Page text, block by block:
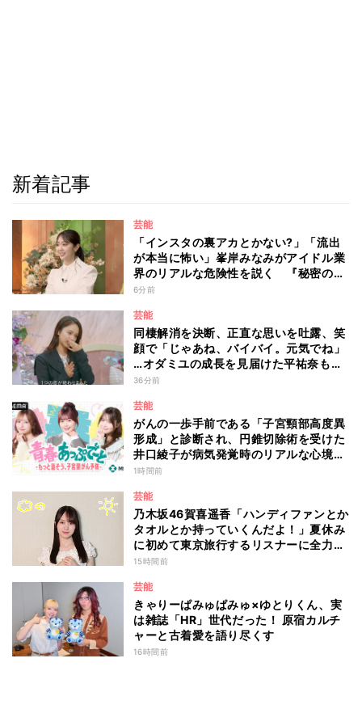
新着記事
芸能
「インスタの裏アカとかない?」「流出
が本当に怖い」峯岸みなみがアイドル業
界のリアルな危険性を説く 『秘密のマ
マ園』特別編
6分前
芸能
同棲解消を決断、正直な思いを吐露、笑
顔で「じゃあね、バイバイ。元気でね」
…オダミユの成長を見届けた平祐奈も思
わず涙 『ガールオアレディ3』
36分前
芸能
がんの一歩手前である「子宮頸部高度異
形成」と診断され、円錐切除術を受けた
井口綾子が病気発覚時のリアルな心境や
葛藤を語る ABEMAトーク番組『青春
ん予防-』
1時間前
芸能
乃木坂46賀喜遥香「ハンディファンとか
タオルとか持っていくんだよ！」夏休み
に初めて東京旅行するリスナーに全力ア
ドバイス！
15時間前
芸能
きゃりーぱみゅぱみゅ×ゆとりくん、実
は雑誌「HR」世代だった！ 原宿カルチ
ャーと古着愛を語り尽くす
16時間前